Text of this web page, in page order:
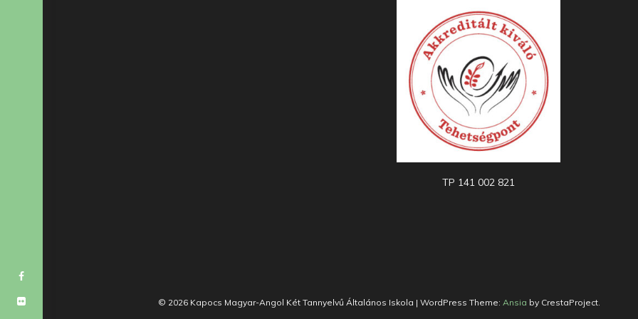
Facebook
Flickr
TP 141 002 821
© 2026 Kapocs Magyar-Angol Két Tannyelvű Általános Iskola | WordPress Theme: Ansia by CrestaProject.